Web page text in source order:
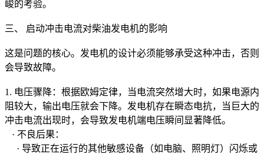
峻的考验。
三、 启动冲击电流对柴油发电机的影响
这是问题的核心。发电机的设计必须能够承受这种冲击，否则
会导致故障。
1. 电压骤降：根据欧姆定律，当电流突然增大时，如果电源内
阻较大，输出电压就会下降。发电机存在瞬态电抗，当巨大的
冲击电流出现时，会导致发电机端电压瞬间显著降低。
· 不良后果：
· 导致正在运行的其他敏感设备（如电脑、照明灯）闪烁或